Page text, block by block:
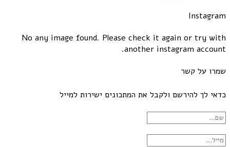
Instagram
No any image found. Please check it again or try with
another instagram account.
שמרו על קשר
כדאי לך להירשם ולקבל את המתכונים ישירות למייל